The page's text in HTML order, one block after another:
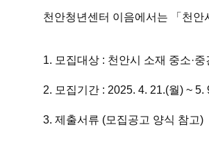
천안청년센터 이음에서는 「천안
1. 모집대상 : 천안시 소재 중소·
2. 모집기간 : 2025. 4. 21.(월) ~ 5.
3. 제출서류 (모집공고 양식 참고)